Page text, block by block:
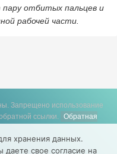
пару отбитых пальцев и
рабочей части.
Запрещено использование
ссылки.
Обратная
хранения данных.
даете свое согласие на